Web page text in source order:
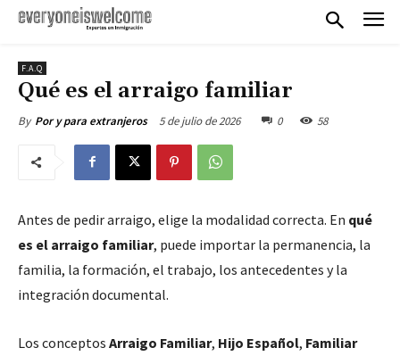
F.A.Q
Qué es el arraigo familiar
By Por y para extranjeros 5 de julio de 2026 0 58
Antes de pedir arraigo, elige la modalidad correcta. En qué
es el arraigo familiar, puede importar la permanencia, la
familia, la formación, el trabajo, los antecedentes y la
integración documental.
Los conceptos Arraigo Familiar, Hijo Español, Familiar